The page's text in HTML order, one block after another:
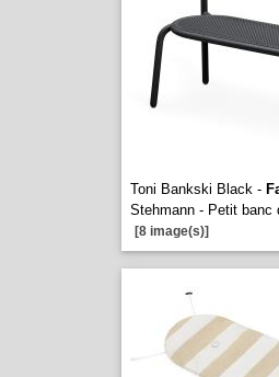
Toni Bankski Black -
Stehmann - Petit banc
[8 image(s)]